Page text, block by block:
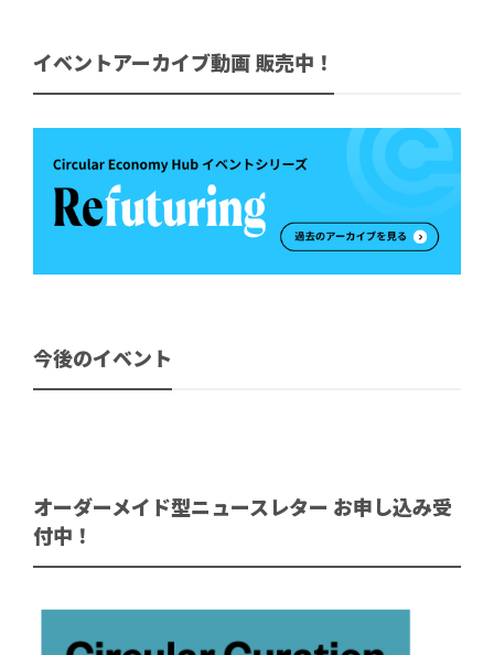
イベントアーカイブ動画 販売中！
今後のイベント
オーダーメイド型ニュースレター お申し込み受
付中！